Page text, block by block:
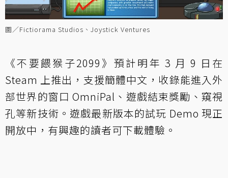
圖／Fictiorama Studios、Joystick Ventures
《不要餵猴子2099》預計明年 3 月 9 日在
Steam 上推出，支援簡體中文，收錄能進入外
部世界的窗口 OmniPal、遊戲結束獎勵、窺視
孔等新技術。遊戲最新版本的試玩 Demo 現正
開放中，有興趣的讀者可下載體驗。